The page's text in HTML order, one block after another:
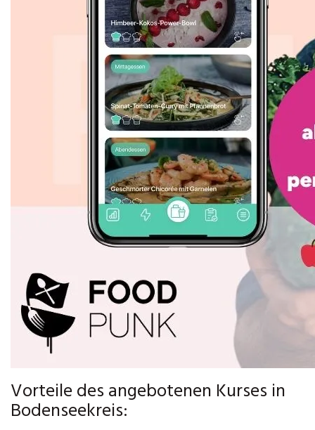
Vorteile des angebotenen Kurses in
Bodenseekreis: